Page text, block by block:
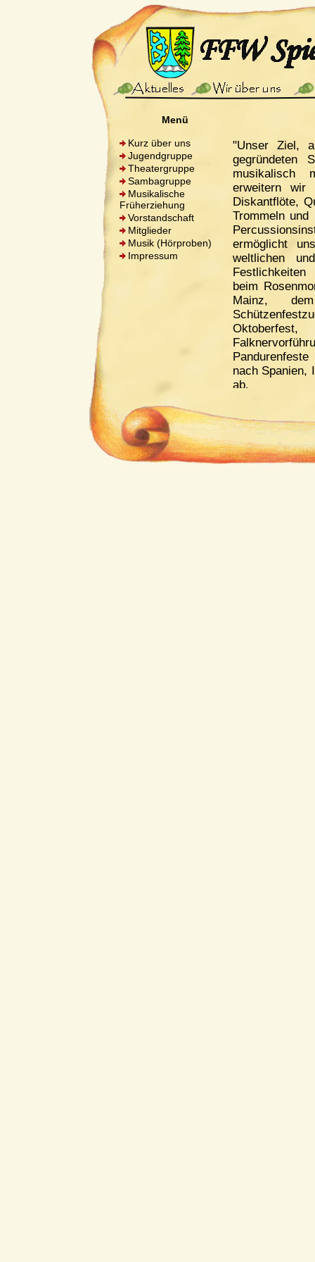
Menü
Kurz über uns
Jugendgruppe
Theatergruppe
Sambagruppe
Musikalische
Früherziehung
Vorstandschaft
Mitglieder
Musik (Hörproben)
Impressum
"Unser Ziel,
gegründeten
musikalisch
erweitern wir
Diskantflöte,
Trommeln
ermöglicht
weltlichen
Festlichkeiten
beim
Mainz,
nach Spanien,
ab.